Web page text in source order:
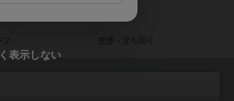
表示しない